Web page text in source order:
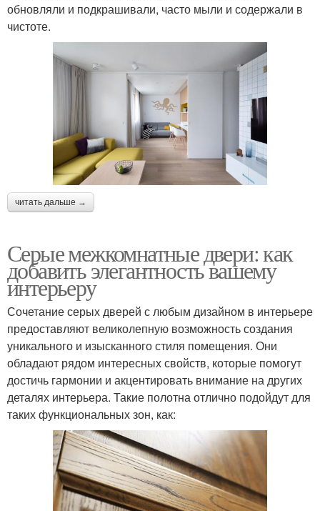
обновляли и подкрашивали, часто мыли и содержали в
чистоте.
читать дальше →
Серые межкомнатные двери: как
добавить элегантность вашему
интерьеру
Сочетание серых дверей с любым дизайном в интерьере
предоставляют великолепную возможность создания
уникального и изысканного стиля помещения. Они
обладают рядом интересных свойств, которые помогут
достичь гармонии и акцентировать внимание на других
деталях интерьера. Такие полотна отлично подойдут для
таких функциональных зон, как: